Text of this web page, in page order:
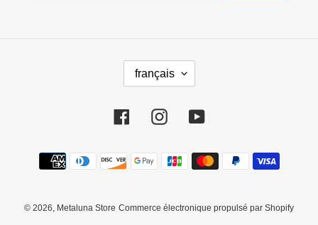
L
A
G
U
français
FacebookInstagramYouTube
Moyens
de
© 2026, Metaluna Store Commerce électronique propulsé par Shopify